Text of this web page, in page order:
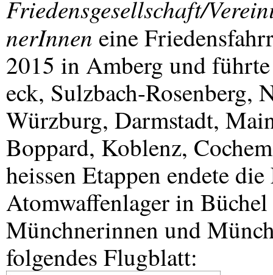
Friedensgesellschaft/
nerInnen eine
2015 in Amberg und
eck, Sulzbach-Rosenberg,
Würzburg, Darmstadt,
Boppard, Koblenz,
heissen Etappen endete
Atomwaffenlager in
Münchnerinnen und
folgendes Flugblatt: